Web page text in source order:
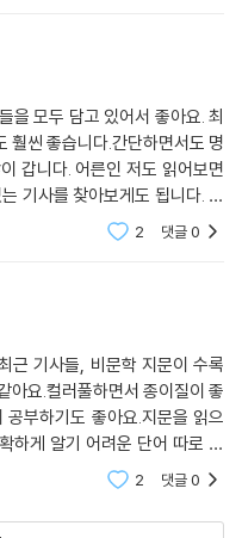
을 모두 담고 있어서 좋아요. 최
훨씬 좋습니다.간단하면서도 명
갑니다. 어른인 저도 읽어보면
기사를 찾아보게도 됩니다. 인
면 더 좋을꺼같아요.
2 댓글0
근 기사들, 비문학 지문이 수록
아요.컬러풀하면서 종이질이 좋
부하기도 좋아요.지문을 읽으
하게 알기 어려운 단어 따로 정
지 체크할 수 있는 간단한 문제
2 댓글0